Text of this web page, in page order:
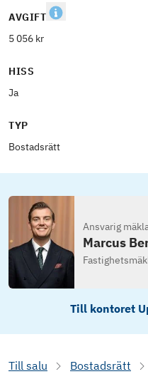
AVGIFT
5 056 kr
HISS
Ja
TYP
Bostadsrätt
Ansvarig
Marcus
Till kontoret
Till salu Bostadsrätt